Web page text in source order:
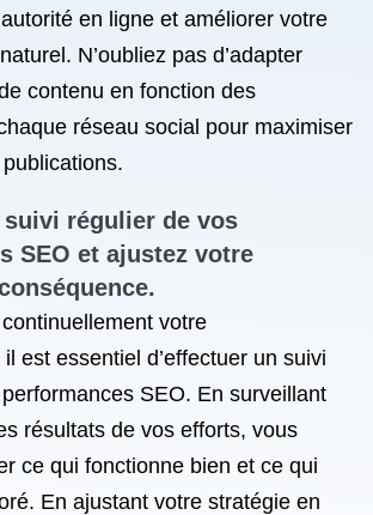
en ligne et améliorer votre
N’oubliez pas d’adapter
contenu en fonction des
réseau social pour maximiser
publications.
suivi régulier de vos
SEO et ajustez votre
votre
est essentiel d’effectuer un suivi
SEO. En surveillant
résultats de vos efforts, vous
ce qui fonctionne bien et ce qui
En ajustant votre stratégie en